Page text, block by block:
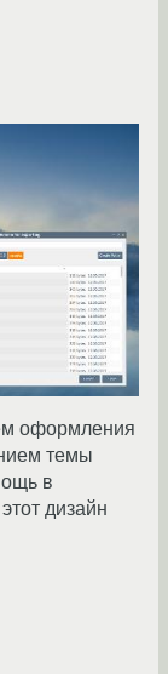
оформления
темы
в
дизайн